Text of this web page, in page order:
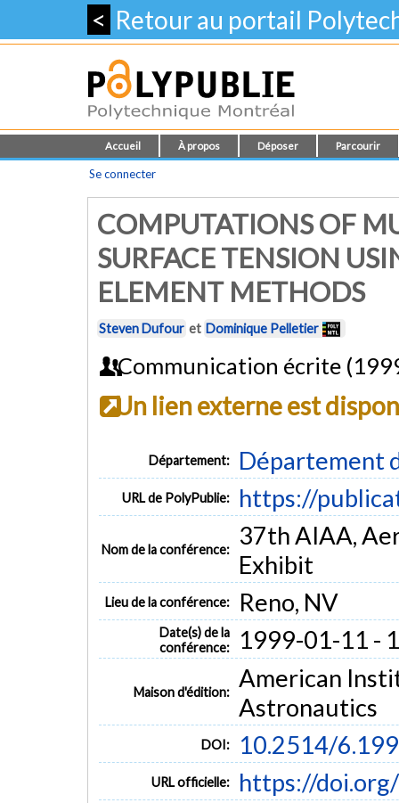
< Retour au portail
Accueil À propos Déposer Parcourir
Se connecter
COMPUTATIONS OF
SURFACE TENSION
ELEMENT METHODS
Steven Dufour et Dominique Pelletier
Communication écrite
Un lien externe est
Département: Département
URL de PolyPublie: https://
Nom de la conférence:
37th AIAA,
Exhibit
Lieu de la conférence: Reno, NV
Date(s) de la
conférence:
1999-01-11 -
Maison d'édition: American
Astronautics
DOI: 10.2514/
URL officielle: https://